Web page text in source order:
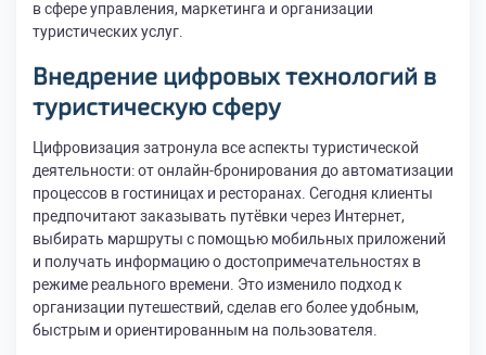
в сфере управления, маркетинга и организации
туристических услуг.
Внедрение цифровых технологий в
туристическую сферу
Цифровизация затронула все аспекты туристической
деятельности: от онлайн-бронирования до автоматизации
процессов в гостиницах и ресторанах. Сегодня клиенты
предпочитают заказывать путёвки через Интернет,
выбирать маршруты с помощью мобильных приложений
и получать информацию о достопримечательностях в
режиме реального времени. Это изменило подход к
организации путешествий, сделав его более удобным,
быстрым и ориентированным на пользователя.